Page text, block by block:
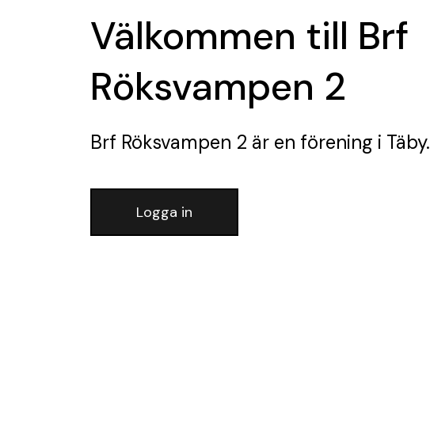
Välkommen till Brf
Röksvampen 2
Brf Röksvampen 2 är en förening i Täby.
Logga in